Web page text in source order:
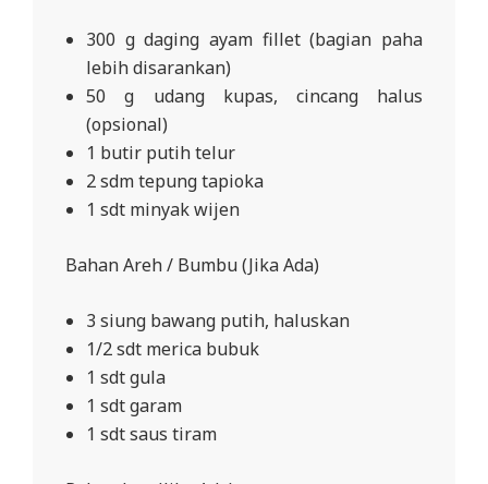
300 g daging ayam fillet (bagian paha
lebih disarankan)
50 g udang kupas, cincang halus
(opsional)
1 butir putih telur
2 sdm tepung tapioka
1 sdt minyak wijen
Bahan Areh / Bumbu (Jika Ada)
3 siung bawang putih, haluskan
1/2 sdt merica bubuk
1 sdt gula
1 sdt garam
1 sdt saus tiram